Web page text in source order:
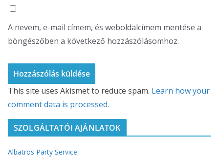
A nevem, e-mail címem, és weboldalcímem mentése a
böngészőben a következő hozzászólásomhoz.
This site uses Akismet to reduce spam. Learn how your
comment data is processed.
SZOLGÁLTATÓI AJÁNLATOK
Albatros Party Service